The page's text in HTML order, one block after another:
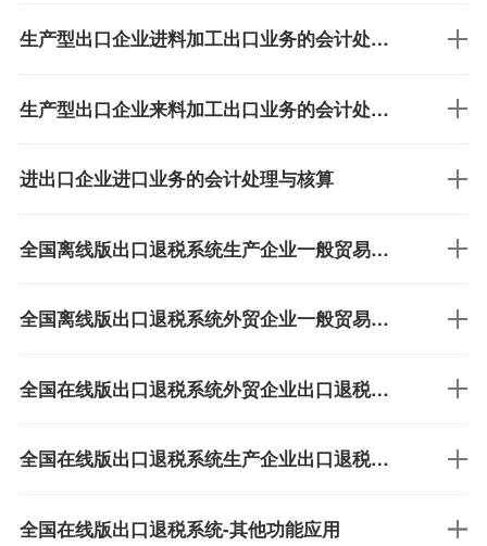
生产型出口企业进料加工出口业务的会计处理与核算
生产型出口企业来料加工出口业务的会计处理与核算
进出口企业进口业务的会计处理与核算
全国离线版出口退税系统生产企业一般贸易的出口退税申报
全国离线版出口退税系统外贸企业一般贸易出口退税申报
全国在线版出口退税系统外贸企业出口退税申报
全国在线版出口退税系统生产企业出口退税申报
全国在线版出口退税系统-其他功能应用